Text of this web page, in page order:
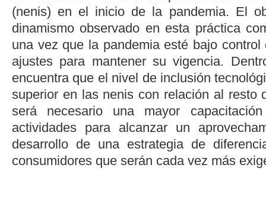
(nenis) en el inicio de la pandemia. El
dinamismo observado en esta práctica
una vez que la pandemia esté bajo
ajustes para mantener su vigencia.
encuentra que el nivel de inclusión
superior en las nenis con relación al resto
será necesario una mayor
actividades para alcanzar un
desarrollo de una estrategia de
consumidores que serán cada vez más